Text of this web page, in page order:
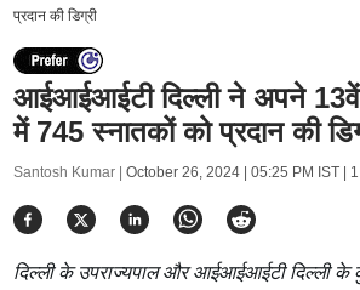
प्रदान की डिग्री
आईआईआईटी दिल्ली ने अपने 13वें
में 745 स्नातकों को प्रदान की
Santosh Kumar | October 26, 2024 | 05:25 PM IST| 1
दिल्ली के उपराज्यपाल और आईआईआईटी दिल्ली के